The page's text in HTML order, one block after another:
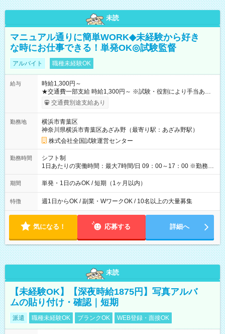
未読
マニュアル通りに簡単WORK◆未経験から好き
な時にお仕事できる！単発OK◎試験監督
アルバイト 職種未経験OK
給与
時給1,300円～
★交通費一部支給 時給1,300円～ ※試験・役割により手当あり
※勤務回数により昇給あり 【即給（前払い）オプションあ
り！】 希望される場合、勤務から1週間ほどで給与の一部を受け
例】 ・河合塾模擬試験 8:30～17:30（休憩1時間） 時給1,300円
×8時間＝日収10,400円＋交通費 ※当日の役割により時給＋100
円の場合あり ・国家試験 7:00～13:30（休憩なし） 時給1,300
円（役割手当＋100円）×6時間＝日収8,400円＋交通費 【試用期
間】試用期間なし
交通費別途支給あり
勤務地
横浜市青葉区
神奈川県横浜市青葉区あざみ野（最寄り駅：あざみ野駅）
株式会社全国試験運営センター
勤務時間
シフト制
1日あたりの実働時間：最大7時間/日 09：00～17：00 ※勤務時
間は 試験により異なります。
期間 単発・1日のみOK / 短期（1ヶ月以内）
特徴 週1日からOK / 副業・WワークOK / 10名以上の大量募集
気になる！ 応募する 詳細へ
未読
【未経験OK】【深夜時給1875円】写真アルバ
ムの貼り付け・確認｜短期
派遣 職種未経験OK ブランクOK WEB登録・面接OK